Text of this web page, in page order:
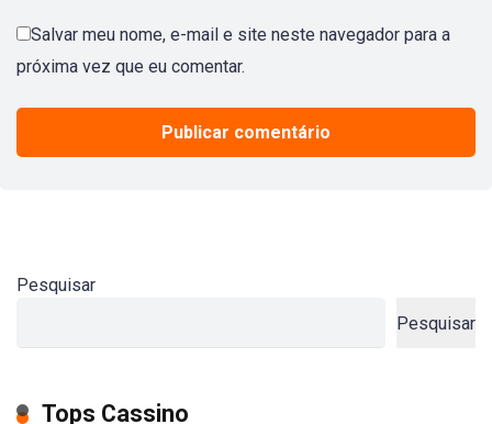
Salvar meu nome, e-mail e site neste navegador para a
próxima vez que eu comentar.
Pesquisar
Pesquisar
Tops Cassino